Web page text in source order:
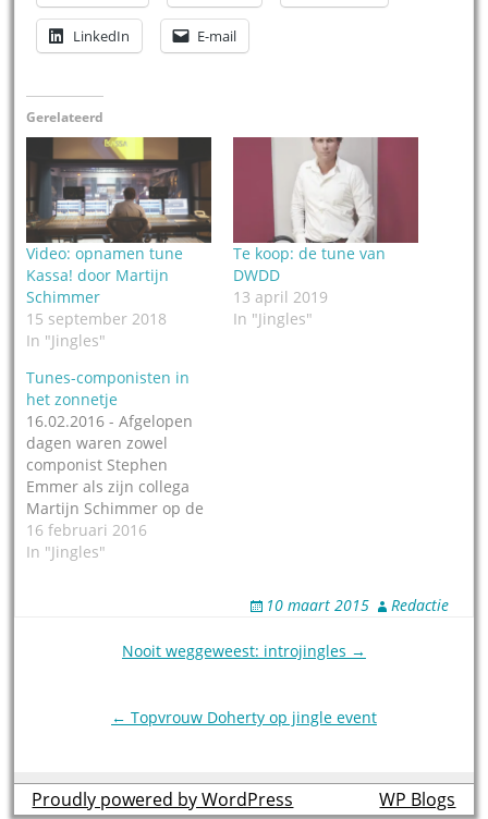
LinkedIn E-mail
Gerelateerd
Video: opnamen tune
Kassa! door Martijn
Schimmer
15 september 2018
In "Jingles"
Te koop: de tune van
DWDD
13 april 2019
In "Jingles"
Tunes-componisten in
het zonnetje
16.02.2016 - Afgelopen
dagen waren zowel
componist Stephen
Emmer als zijn collega
Martijn Schimmer op de
radio te horen over hun
vak: het schrijven van
Wekker wakker weekend
16 februari 2016
In "Jingles"
10 maart 2015 Redactie
Nooit weggeweest: introjingles →
← Topvrouw Doherty op jingle event
Proudly powered by WordPress theme byWP Blogs